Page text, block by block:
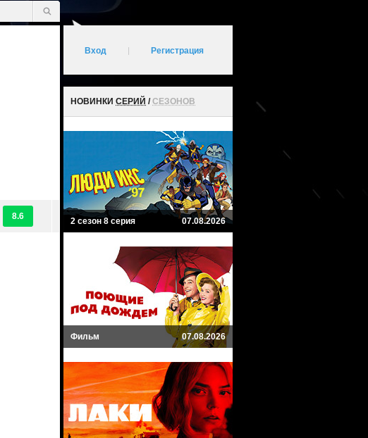
8.6
Вход Регистрация
НОВИНКИ СЕРИЙ /СЕЗОНОВ
2 сезон 8 серия 07.08.2026
Фильм 07.08.2026